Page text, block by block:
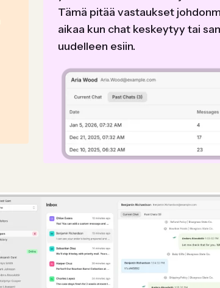
Tämä pitää vastaukset
aikaa kun chat keskeytyy tai
uudelleen esiin.